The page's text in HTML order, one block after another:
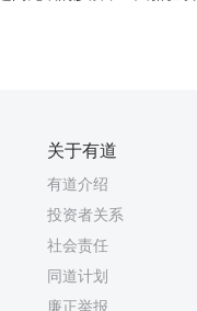
关于有道
有道介绍
投资者关系
社会责任
同道计划
廉正举报